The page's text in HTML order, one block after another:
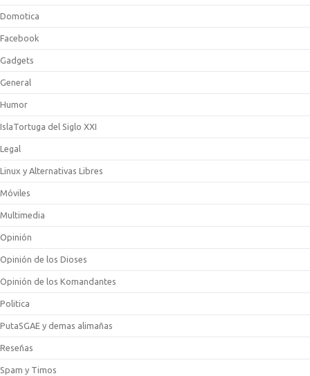
Domotica
Facebook
Gadgets
General
Humor
IslaTortuga del Siglo XXI
Legal
Linux y Alternativas Libres
Móviles
Multimedia
Opinión
Opinión de los Dioses
Opinión de los Komandantes
Politica
PutaSGAE y demas alimañas
Reseñas
Spam y Timos